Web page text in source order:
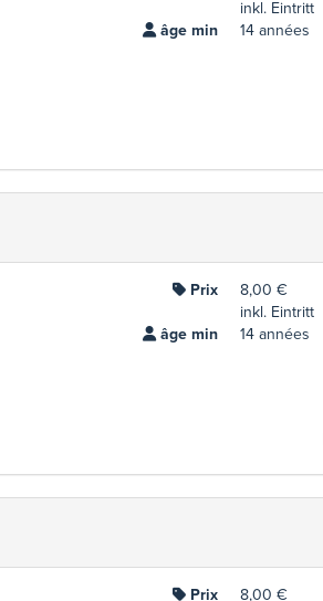
inkl. Eintritt
âge min
14 années
Prix
8,00 €
inkl. Eintritt
âge min
14 années
Prix
8,00 €